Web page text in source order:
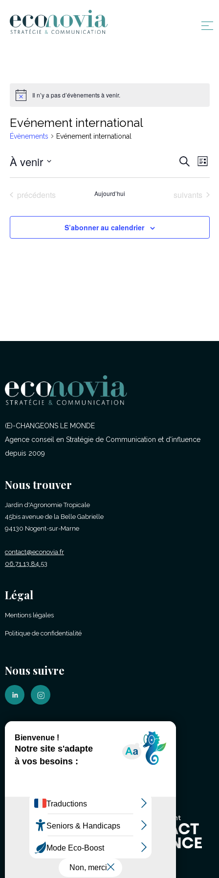
Notice Il n’y a pas d’évènements à venir.
Evénement international
Évènements Evénement international
de
Recherche
Liste
À venir
date.Évènements
précédents Aujourd’hui Évènements
suivants
S’abonner au calendrier
(E)-CHANGEONS LE MONDE
Agence conseil en Stratégie de Communication et d'influence
depuis 2009
Nous trouver
Jardin d'Agronomie Tropicale
45bis avenue de la Belle Gabrielle
94130 Nogent-sur-Marne
contact@econovia.fr
06.71.13.84.53
Légal
Mentions légales
Politique de confidentialité
Nous suivre